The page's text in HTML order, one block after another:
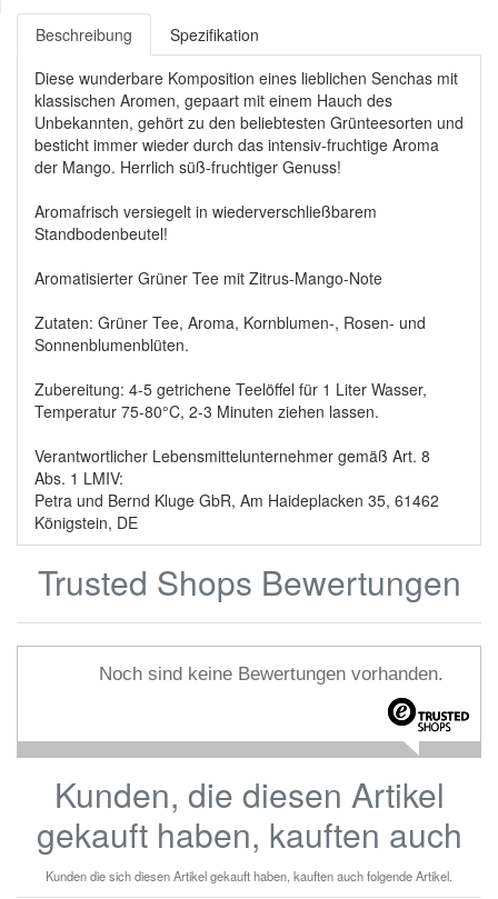
Beschreibung
Spezifikation
Diese wunderbare Komposition eines lieblichen Senchas mit
klassischen Aromen, gepaart mit einem Hauch des
Unbekannten, gehört zu den beliebtesten Grünteesorten und
besticht immer wieder durch das intensiv-fruchtige Aroma
der Mango. Herrlich süß-fruchtiger Genuss!
Aromafrisch versiegelt in wiederverschließbarem
Standbodenbeutel!
Aromatisierter Grüner Tee mit Zitrus-Mango-Note
Zutaten: Grüner Tee, Aroma, Kornblumen-, Rosen- und
Sonnenblumenblüten.
Zubereitung: 4-5 getrichene Teelöffel für 1 Liter Wasser,
Temperatur 75-80°C, 2-3 Minuten ziehen lassen.
Verantwortlicher Lebensmittelunternehmer gemäß Art. 8
Abs. 1 LMIV:
Petra und Bernd Kluge GbR, Am Haideplacken 35, 61462
Königstein, DE
Trusted Shops Bewertungen
Noch sind keine Bewertungen vorhanden.
Kunden, die diesen Artikel
gekauft haben, kauften auch
Kunden die sich diesen Artikel gekauft haben, kauften auch folgende Artikel.